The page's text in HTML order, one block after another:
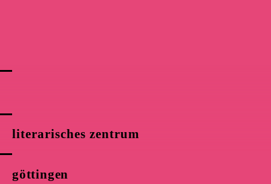
literarisches zentrum
göttingen